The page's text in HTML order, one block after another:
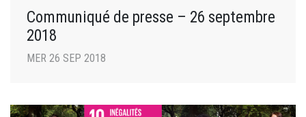
Communiqué de presse – 26 septembre
2018
MER 26 SEP 2018